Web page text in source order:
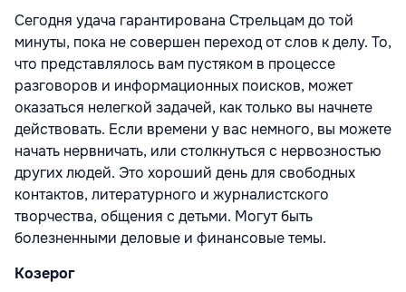
Сегодня удача гарантирована Стрельцам до той
минуты, пока не совершен переход от слов к делу. То,
что представлялось вам пустяком в процессе
разговоров и информационных поисков, может
оказаться нелегкой задачей, как только вы начнете
действовать. Если времени у вас немного, вы можете
начать нервничать, или столкнуться с нервозностью
других людей. Это хороший день для свободных
контактов, литературного и журналистского
творчества, общения с детьми. Могут быть
болезненными деловые и финансовые темы.
Козерог